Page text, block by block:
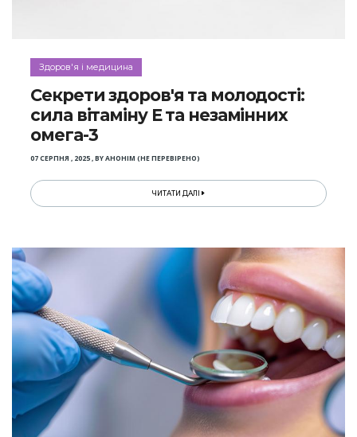
Здоров'я і медицина
Секрети здоров'я та молодості:
сила вітаміну Е та незамінних
омега-3
07 СЕРПНЯ , 2025,BYАНОНІМ (НЕ ПЕРЕВІРЕНО)
ЧИТАТИ ДАЛІ